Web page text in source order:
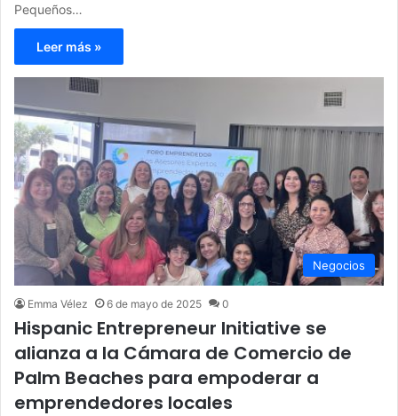
Pequeños…
Leer más »
Negocios
Emma Vélez 6 de mayo de 2025 0
Hispanic Entrepreneur Initiative se
alianza a la Cámara de Comercio de
Palm Beaches para empoderar a
emprendedores locales